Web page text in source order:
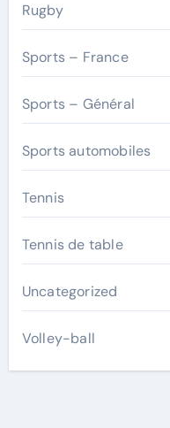
Rugby
Sports – France
Sports – Général
Sports automobiles
Tennis
Tennis de table
Uncategorized
Volley-ball